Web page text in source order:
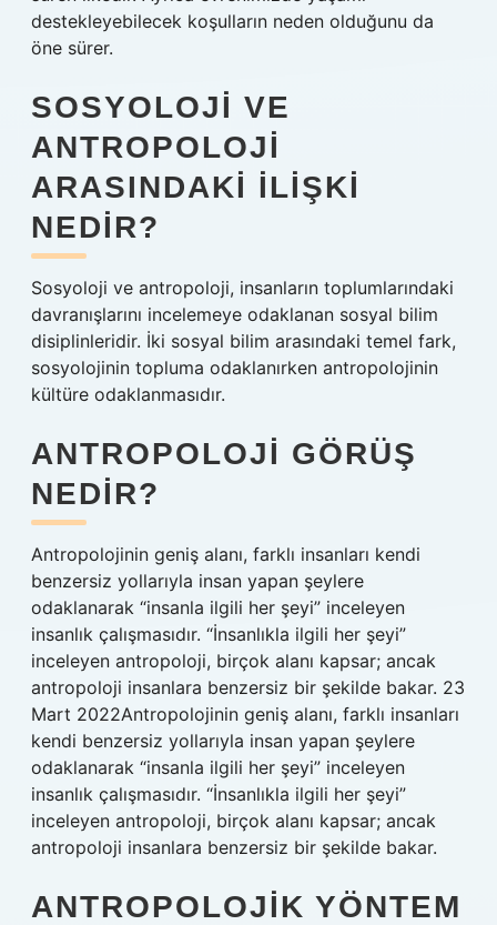
destekleyebilecek koşulların neden olduğunu da
öne sürer.
SOSYOLOJI VE
ANTROPOLOJI
ARASINDAKI ILIŞKI
NEDIR?
Sosyoloji ve antropoloji, insanların toplumlarındaki
davranışlarını incelemeye odaklanan sosyal bilim
disiplinleridir. İki sosyal bilim arasındaki temel fark,
sosyolojinin topluma odaklanırken antropolojinin
kültüre odaklanmasıdır.
ANTROPOLOJI GÖRÜŞ
NEDIR?
Antropolojinin geniş alanı, farklı insanları kendi
benzersiz yollarıyla insan yapan şeylere
odaklanarak “insanla ilgili her şeyi” inceleyen
insanlık çalışmasıdır. “İnsanlıkla ilgili her şeyi”
inceleyen antropoloji, birçok alanı kapsar; ancak
antropoloji insanlara benzersiz bir şekilde bakar. 23
Mart 2022Antropolojinin geniş alanı, farklı insanları
kendi benzersiz yollarıyla insan yapan şeylere
odaklanarak “insanla ilgili her şeyi” inceleyen
insanlık çalışmasıdır. “İnsanlıkla ilgili her şeyi”
inceleyen antropoloji, birçok alanı kapsar; ancak
antropoloji insanlara benzersiz bir şekilde bakar.
ANTROPOLOJIK YÖNTEM